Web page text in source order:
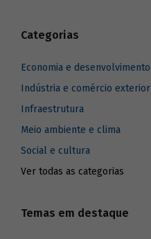
Categorias
Economia e desenvolvimento
Indústria e comércio exterior
Infraestrutura
Meio ambiente e clima
Social e cultura
Ver todas as categorias
Temas em destaque